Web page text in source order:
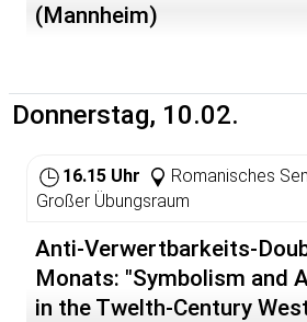
(Mannheim)
Donnerstag, 10.02.
16.15 Uhr
Romanisches
Großer Übungsraum
Anti-Verwertbarkeits-
Monats: "Symbolism and
in the Twelth-Century